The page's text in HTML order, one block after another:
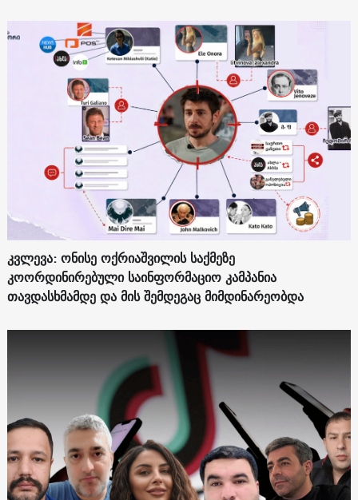
კვლევა: ონისე ოქრიაშვილის საქმეზე
კოორდინირებული საინფორმაციო კამპანია
თავდასხმამდე და მის შემდეგაც მიმდინარეობდა